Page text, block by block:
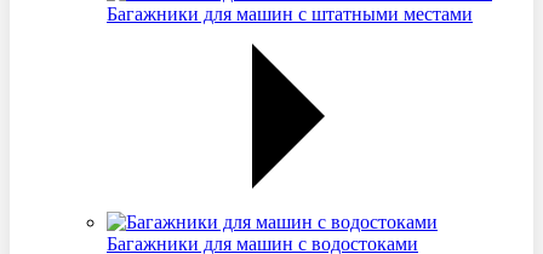
Багажники для машин с штатными местами
Багажники для машин с водостоками